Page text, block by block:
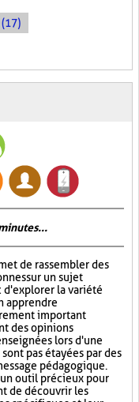
de rassembler des
sur un sujet
la variété
apprendre
important
des opinions
lors d'une
pas étayées par des
pédagogique.
outil précieux pour
de découvrir les